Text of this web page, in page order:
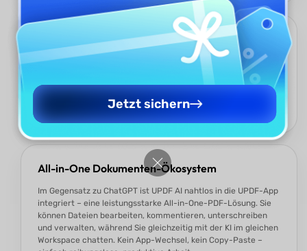
Angetrieben von GPT-5 für präzisere Antworten
Basierend auf der neuesten GPT-5-Technologie liefert UPDF
AI präzisere, kontextbezogene und menschenähnliche
Antworten. Egal, ob Sie ein Dokument analysieren,
recherchieren oder frei chatten – diese ChatGPT-Alternative
sorgt für Zuverlässigkeit und Tiefe in jeder Antwort.
All-in-One Dokumenten-Ökosystem
Im Gegensatz zu ChatGPT ist UPDF AI nahtlos in die UPDF-App
integriert – eine leistungsstarke All-in-One-PDF-Lösung. Sie
können Dateien bearbeiten, kommentieren, unterschreiben
und verwalten, während Sie gleichzeitig mit der KI im gleichen
Workspace chatten. Kein App-Wechsel, kein Copy-Paste –
Jetzt sichern